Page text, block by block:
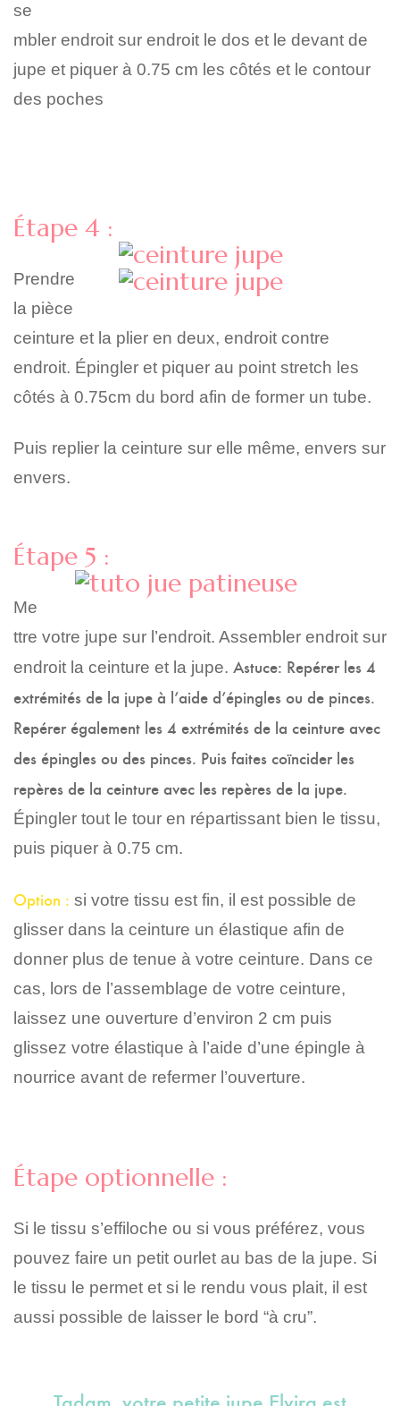
se
mbler endroit sur endroit le dos et le devant de
jupe et piquer à 0.75 cm les côtés et le contour
des poches
Étape 4 :
Prendre
la pièce
ceinture et la plier en deux, endroit contre
endroit. Épingler et piquer au point stretch les
côtés à 0.75cm du bord afin de former un tube.
Puis replier la ceinture sur elle même, envers sur
envers.
Étape 5 :
Me
ttre votre jupe sur l’endroit. Assembler endroit sur
endroit la ceinture et la jupe. Astuce: Repérer les 4
extrémités de la jupe à l’aide d’épingles ou de pinces.
Repérer également les 4 extrémités de la ceinture avec
des épingles ou des pinces. Puis faites coïncider les
repères de la ceinture avec les repères de la jupe.
Épingler tout le tour en répartissant bien le tissu,
puis piquer à 0.75 cm.
Option : si votre tissu est fin, il est possible de
glisser dans la ceinture un élastique afin de
donner plus de tenue à votre ceinture. Dans ce
cas, lors de l’assemblage de votre ceinture,
laissez une ouverture d’environ 2 cm puis
glissez votre élastique à l’aide d’une épingle à
nourrice avant de refermer l’ouverture.
Étape optionnelle :
Si le tissu s’effiloche ou si vous préférez, vous
pouvez faire un petit ourlet au bas de la jupe. Si
le tissu le permet et si le rendu vous plait, il est
aussi possible de laisser le bord “à cru”.